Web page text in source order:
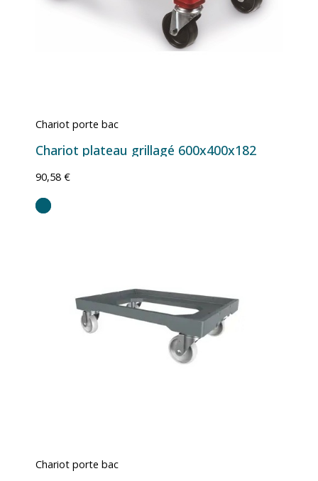
Chariot porte bac
Chariot plateau grillagé 600x400x182
90,58 €
Chariot porte bac